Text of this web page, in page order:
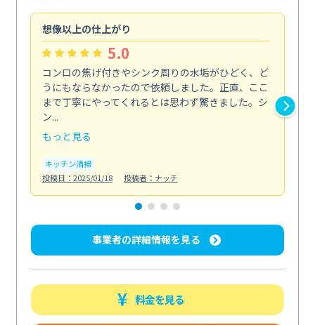
想像以上の仕上がり
5.0
コンロの焦げ付きやシンク周りの水垢がひどく、ど
うにもならなかったので依頼しました。正直、ここ
まで丁寧にやってくれるとは思わず驚きました。シ
ン...
もっと見る
キッチン清掃
投稿日：2025/01/18
投稿者：ナッチ
事業者の詳細情報を見る
料金を見る